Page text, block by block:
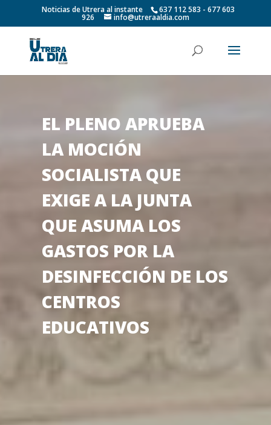
Noticias de Utrera al instante 637 112 583 - 677 603
926 info@utreraaldia.com
EL PLENO APRUEBA
LA MOCIÓN
SOCIALISTA QUE
EXIGE A LA JUNTA
QUE ASUMA LOS
GASTOS POR LA
DESINFECCIÓN DE LOS
CENTROS
EDUCATIVOS